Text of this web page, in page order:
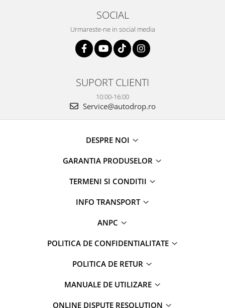
SOCIAL
Urmareste-ne in social media
SUPORT CLIENTI
10:00-16:00
Service@autodrop.ro
DESPRE NOI
GARANTIA PRODUSELOR
TERMENI SI CONDITII
INFO TRANSPORT
ANPC
POLITICA DE CONFIDENTIALITATE
POLITICA DE RETUR
MANUALE DE UTILIZARE
ONLINE DISPUTE RESOLUTION